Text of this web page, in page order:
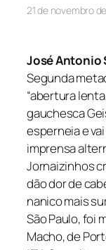
21 de novembro
José Antonio
Segunda
“abertura
gauchesca
esperneia e
imprensa
Jornaizinhos
dão dor de
nanico mais
São Paulo, foi
Macho, de